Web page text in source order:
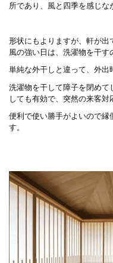
所であり、風と四季を感じな
形状にもよりますが、軒が
風の強い日は、洗濯物を干す
単純な外干しと違って、外出
洗濯物を干して障子を閉めて
しても有効で、突然の来客対
便利で使い勝手がよいので
す。